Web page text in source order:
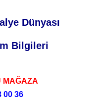
Dünyası
Bilgileri
MAĞAZA
00 36